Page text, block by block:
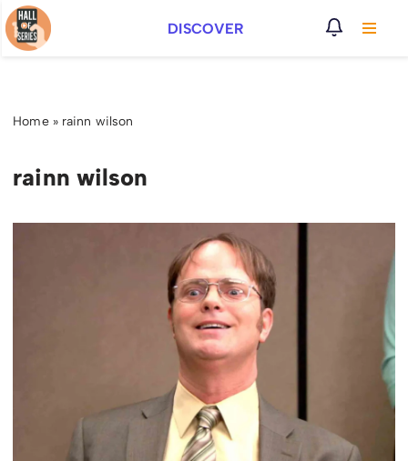
Vai
DISCOVER
Home» rainn wilson
rainn wilson